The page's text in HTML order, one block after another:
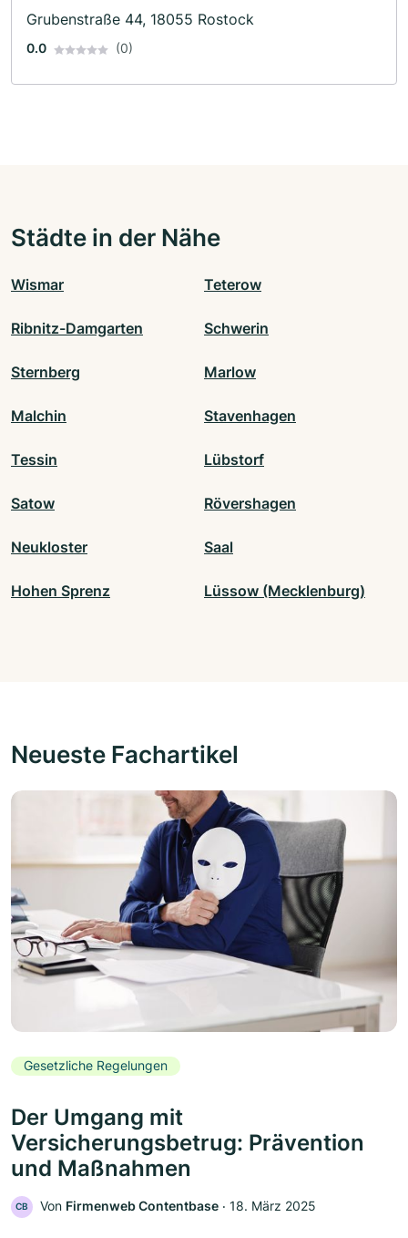
Grubenstraße 44, 18055 Rostock
0.0 (0)
Städte in der Nähe
Wismar Teterow
Ribnitz-Damgarten Schwerin
Sternberg Marlow
Malchin Stavenhagen
Tessin Lübstorf
Satow Rövershagen
Neukloster Saal
Hohen Sprenz Lüssow (Mecklenburg)
Neueste Fachartikel
Gesetzliche Regelungen
Der Umgang mit
Versicherungsbetrug: Prävention
und Maßnahmen
CB Von Firmenweb Contentbase ‧ 18. März 2025